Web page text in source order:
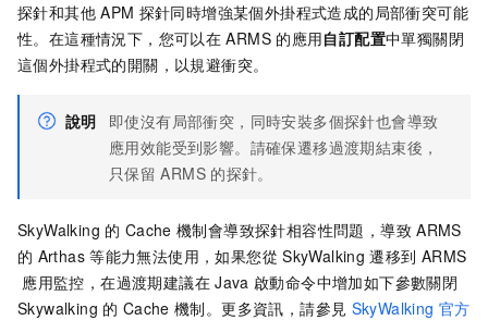
探針和其他 APM 探針同時增強某個外掛程式造成的局部衝突可能
性。在這種情況下，您可以在 ARMS 的應用自訂配置中單獨關閉
這個外掛程式的開關，以規避衝突。
說明
即使沒有局部衝突，同時安裝多個探針也會導致
應用效能受到影響。請確保遷移過渡期結束後，
只保留 ARMS 的探針。
SkyWalking 的 Cache 機制會導致探針相容性問題，導致 ARMS
的 Arthas 等能力無法使用，如果您從 SkyWalking 遷移到 ARMS
應用監控，在過渡期建議在 Java 啟動命令中增加如下參數關閉
Skywalking 的 Cache 機制。更多資訊，請參見 SkyWalking 官方